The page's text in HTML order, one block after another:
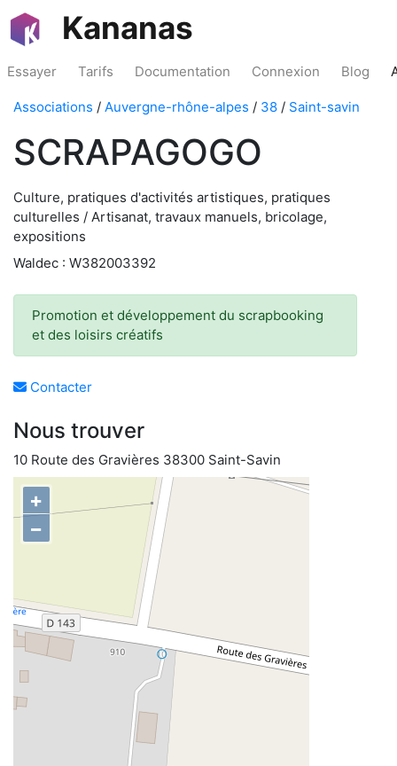
Kananas
Essayer Tarifs Documentation Connexion Blog
Associations / Auvergne-rhône-alpes / 38 / Saint-savin
SCRAPAGOGO
Culture, pratiques d'activités artistiques, pratiques
culturelles / Artisanat, travaux manuels, bricolage,
expositions
Waldec : W382003392
Promotion et développement du scrapbooking
et des loisirs créatifs
Contacter
Nous trouver
10 Route des Gravières 38300 Saint-Savin
+
−